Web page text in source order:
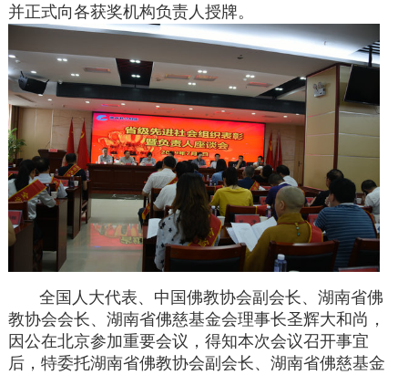
并正式向各获奖机构负责人授牌。
全国人大代表、中国佛教协会副会长、湖南省佛
教协会会长、湖南省佛慈基金会理事长圣辉大和尚，
因公在北京参加重要会议，得知本次会议召开事宜
后，特委托湖南省佛教协会副会长、湖南省佛慈基金